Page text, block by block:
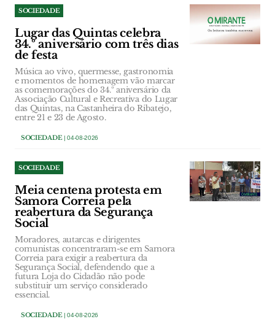
SOCIEDADE
Lugar das Quintas celebra
34.º aniversário com três dias
de festa
Música ao vivo, quermesse, gastronomia
e momentos de homenagem vão marcar
as comemorações do 34.º aniversário da
Associação Cultural e Recreativa do Lugar
das Quintas, na Castanheira do Ribatejo,
entre 21 e 23 de Agosto.
SOCIEDADE| 04-08-2026
SOCIEDADE
Meia centena protesta em
Samora Correia pela
reabertura da Segurança
Social
Moradores, autarcas e dirigentes
comunistas concentraram-se em Samora
Correia para exigir a reabertura da
Segurança Social, defendendo que a
futura Loja do Cidadão não pode
substituir um serviço considerado
essencial.
SOCIEDADE| 04-08-2026